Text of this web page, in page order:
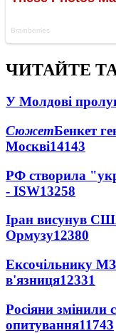
ЧИТАЙТЕ
У Молдові
СюжетБенкет
Москві14143
РФ створила
- ISW13258
Іран висунув
Ормузу12380
Ексочільнику
в'язниця12331
Росіяни змінили
опитування11743